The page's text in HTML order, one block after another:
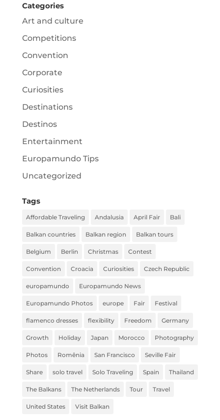
Categories
Art and culture
Competitions
Convention
Corporate
Curiosities
Destinations
Destinos
Entertainment
Europamundo Tips
Uncategorized
Tags
Affordable Traveling Andalusia April Fair Bali
Balkan countries Balkan region Balkan tours
Belgium Berlin Christmas Contest
Convention Croacia Curiosities Czech Republic
europamundo Europamundo News
Europamundo Photos europe Fair Festival
flamenco dresses flexibility Freedom Germany
Growth Holiday Japan Morocco Photography
Photos Romênia San Francisco Seville Fair
Share solo travel Solo Traveling Spain Thailand
The Balkans The Netherlands Tour Travel
United States Visit Balkan